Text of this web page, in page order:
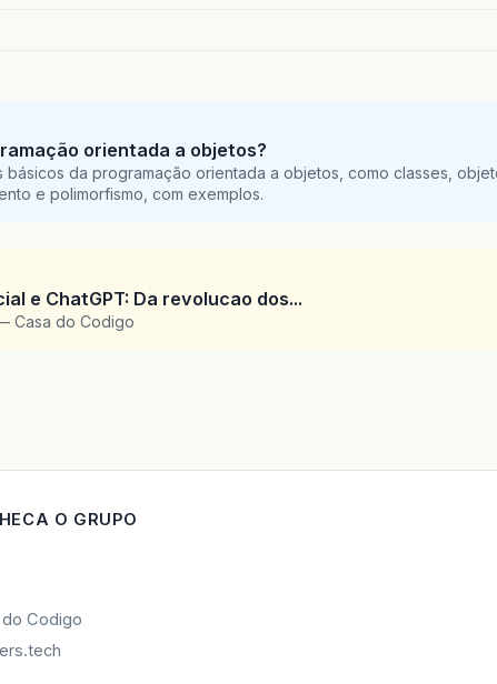
orientada a objetos?
da programação orientada a objetos, como classes,
e polimorfismo, com exemplos.
e ChatGPT: Da revolucao dos...
Casa do Codigo
O GRUPO
Codigo